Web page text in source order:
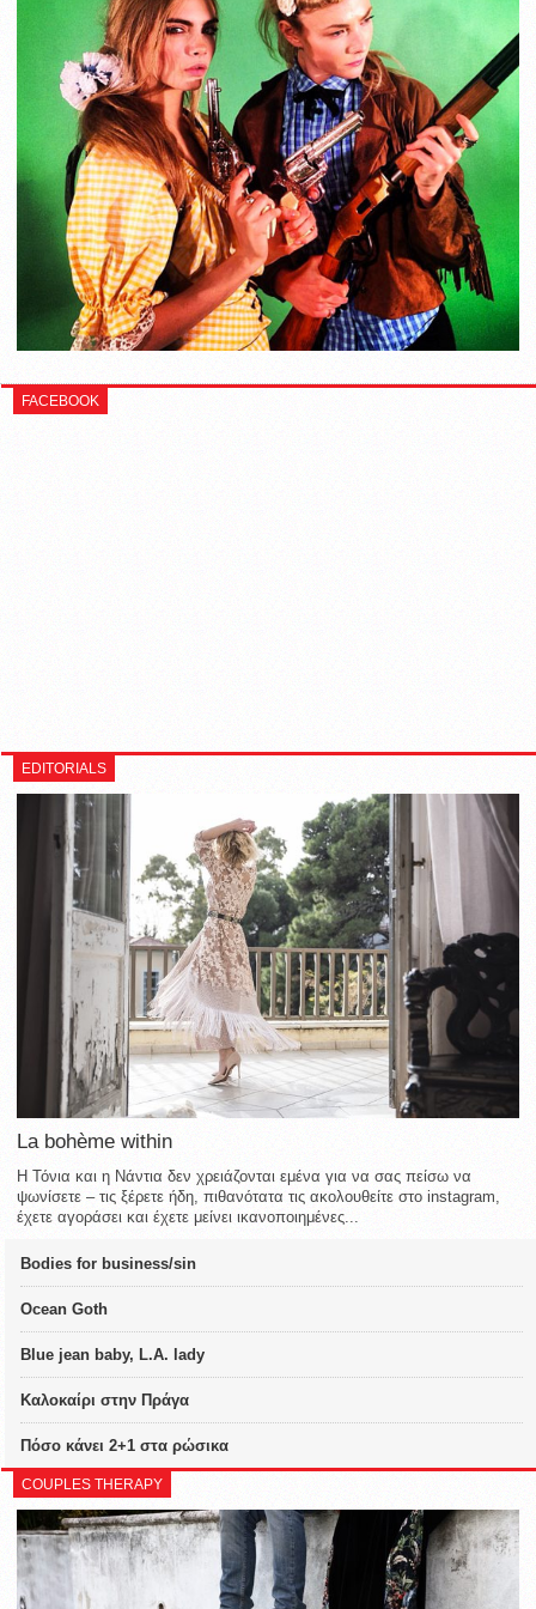
FACEBOOK
EDITORIALS
La bohème within
Η Τόνια και η Νάντια δεν χρειάζονται εμένα για να σας πείσω να
ψωνίσετε – τις ξέρετε ήδη, πιθανότατα τις ακολουθείτε στο instagram,
έχετε αγοράσει και έχετε μείνει ικανοποιημένες...
Bodies for business/sin
Ocean Goth
Blue jean baby, L.A. lady
Καλοκαίρι στην Πράγα
Πόσο κάνει 2+1 στα ρώσικα
COUPLES THERAPY